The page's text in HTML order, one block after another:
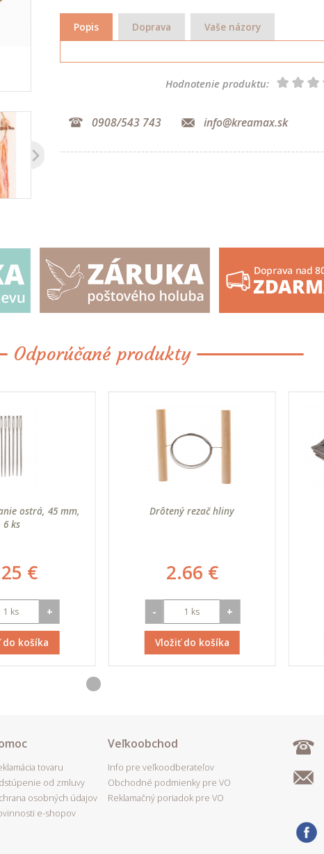
Popis Doprava Vaše názory
Hodnotenie produktu:
0908/543 743 info@kreamax.sk
Odporúčané produkty
ostrá, 45 mm,
6 ks
€
+
do košíka
Drôtený rezač hliny
2.66 €
- +
Vložiť do košíka
tovaru
od zmluvy
osobných údajov
e-shopov
Veľkoobchod
Info pre veľkoodberateľov
Obchodné podmienky pre VO
Reklamačný poriadok pre VO